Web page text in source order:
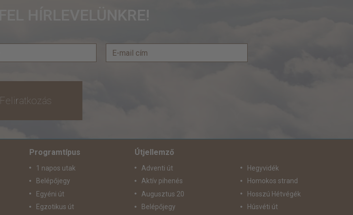
Feliratkozás
Programtípus
1 napos utak
Belépőjegy
Egyéni út
Egzotikus út
Útjellemző
Adventi út
Aktív pihenés
Augusztus 20
Belépőjegy
Hegyvidék
Homokos strand
Hosszú Hétvégék
Húsvéti út